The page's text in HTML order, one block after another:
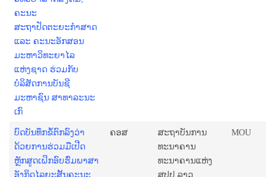
ຄະນະ
ສະຖາປັດຕະຍະກຳສາດ
ແລະ ຄະນະອັກສອນ
ມະຫາວິທະຍາໄລ
ແຫ່ງຊາດ ຮ່ວມກັບ
ບໍລິສັດການບັນຊີ
ມະຫາຊົນ ສາທາລະນະ
ເກົ
ບົດບັນທຶກຂໍ້ຕົກລົງວ່າ
ດ້ວຍການຮ່ວມມືເປີດ
ຫຼັກສູດເຝິກອົບຮົ່ມພາສາ
ອັງກິດໄລຍະສັ້ນຄະນະ
ຄອສ
ສະຖາບັນການ
ທະນາຄານ
ທະນາຄານແຫ່ງ
ສປປ.ລາວ
MOU